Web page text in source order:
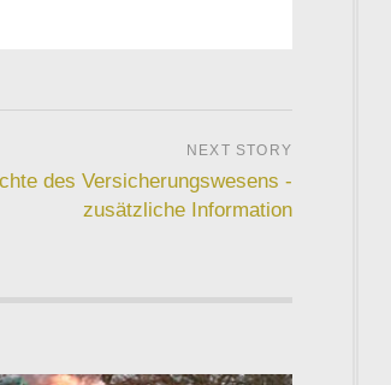
des Versicherungswesens -
zusätzliche Information